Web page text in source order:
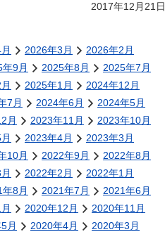
文化財
2017年12月21日
2026年3月
2026年2月
9月 2025年8月
2025年7月
2025年1月
2024年12月
7月 2024年6月
2024年5月
月 2023年11月
2023年10月
2023年4月
2023年3月
10月 2022年9月
2022年8月
2022年2月
2022年1月
8月 2021年7月
2021年6月
2020年12月
2020年11月
月 2020年4月
2020年3月